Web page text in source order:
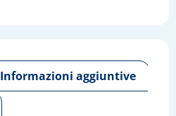
Informazioni aggiuntive